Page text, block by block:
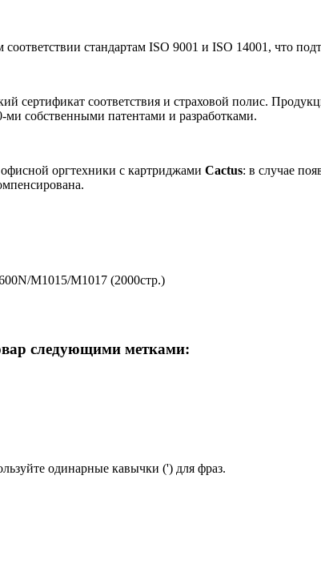
соответствии стандартам ISO 9001 и ISO 14001, что
сертификат соответствия и страховой полис.
собственными патентами и разработками.
оргтехники с картриджами Cactus: в случае
M1015/M1017 (2000стр.)
следующими метками:
одинарные кавычки (') для фраз.